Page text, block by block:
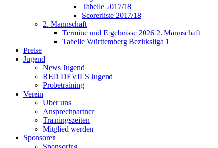
Tabelle 2017/18
Scorerliste 2017/18
2. Mannschaft
Termine und Ergebnisse 2026 2. Mannschaft
Tabelle Württemberg Bezirksliga 1
Preise
Jugend
News Jugend
RED DEVILS Jugend
Probetraining
Verein
Über uns
Ansprechpartner
Trainingszeiten
Mitglied werden
Sponsoren
Sponsoring